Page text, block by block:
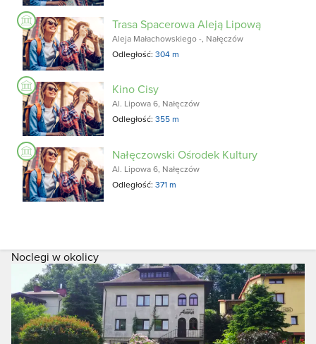
Trasa Spacerowa Aleją Lipową
Aleja Małachowskiego -, Nałęczów
Odległość:304 m
Kino Cisy
Al. Lipowa 6, Nałęczów
Odległość:355 m
Nałęczowski Ośrodek Kultury
Al. Lipowa 6, Nałęczów
Odległość:371 m
Noclegi w okolicy